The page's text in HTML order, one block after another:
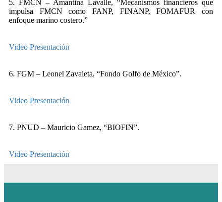
5. FMCN – Amantina Lavalle, “Mecanismos financieros que
impulsa FMCN como FANP, FINANP, FOMAFUR con
enfoque marino costero.”
Video Presentación
6. FGM – Leonel Zavaleta, “Fondo Golfo de México”.
Video Presentación
7. PNUD – Mauricio Gamez, “BIOFIN”.
Video Presentación